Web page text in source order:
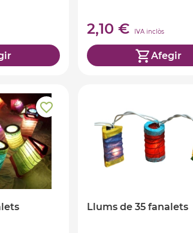
2,10 € IVA inclòs
Afegir
Llums de 35 fanalets